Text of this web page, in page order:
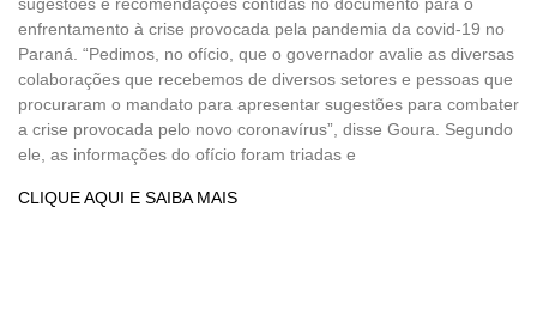
enfrentamento à crise provocada pela pandemia da covid-19 no
Paraná. “Pedimos, no ofício, que o governador avalie as diversas
colaborações que recebemos de diversos setores e pessoas que
procuraram o mandato para apresentar sugestões para combater
a crise provocada pelo novo coronavírus”, disse Goura. Segundo
ele, as informações do ofício foram triadas e
CLIQUE AQUI E SAIBA MAIS